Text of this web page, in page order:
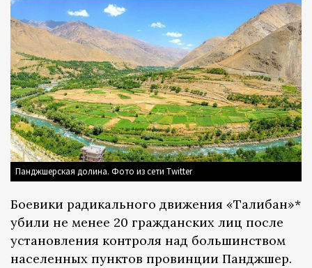
Панджшерская долина. Фото из сети Twitter
Боевики радикального движения «Талибан»*
убили не менее 20 гражданских лиц после
установления контроля над большинством
населенных пунктов провинции Панджшер.